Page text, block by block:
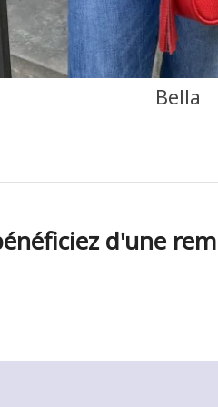
Bella
d'une